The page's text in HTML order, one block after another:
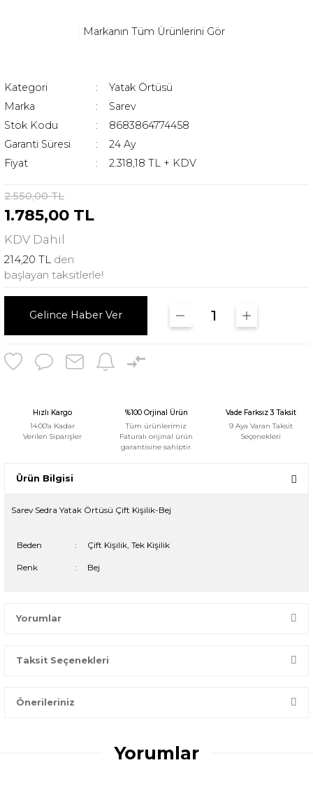
Markanın Tüm Ürünlerini Gör
Kategori
Yatak Örtüsü
Marka
Sarev
Stok Kodu
8683864774458
Garanti Süresi
24 Ay
Fiyat
2.318,18 TL + KDV
2.550,00 TL
1.785,00 TL
KDV Dahil
214,20 TL den
başlayan taksitlerle!
Gelince Haber Ver
Hızlı Kargo
14:00'a Kadar
Verilen Siparişler
%100 Orjinal Ürün
Tüm ürünlerimiz
Faturalı orijinal ürün
garantisine sahiptir.
Vade Farksız 3 Taksit
9 Aya Varan Taksit
Seçenekleri
Ürün Bilgisi
Sarev Sedra Yatak Örtüsü Çift Kişilik-Bej
Beden : Çift Kişilik, Tek Kişilik
Renk : Bej
Yorumlar
Taksit Seçenekleri
Önerileriniz
konularda yetersiz gördüğünüz noktaları öneri formunu
kullanarak tarafımıza iletebilirsiniz.
Yorumlar